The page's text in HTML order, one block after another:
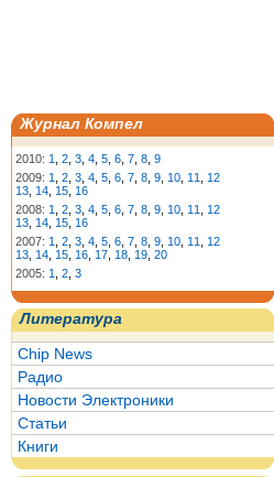
Журнал Компел
2010: 1 2 3 4 5 6 7 8 9
2009: 1 2 3 4 5 6 7 8 9 10 11
12
13 14 15 16
2008: 1 2 3 4 5 6 7 8 9 10 11
12
13 14 15 16
2007: 1 2 3 4 5 6 7 8 9 10 11
12
13 14 15 16 17 18 19 20
2005: 1 2 3
Литература
Chip News
Радио
Новости Электроники
Статьи
Книги